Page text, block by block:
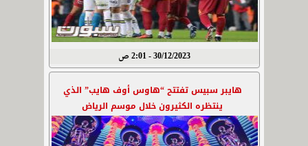
30/12/2023 - 2:01 ص
هايبر سبيس تفتتح “هاوس أوف هايب” الذي
ينتظره الكثيرون خلال موسم الرياض